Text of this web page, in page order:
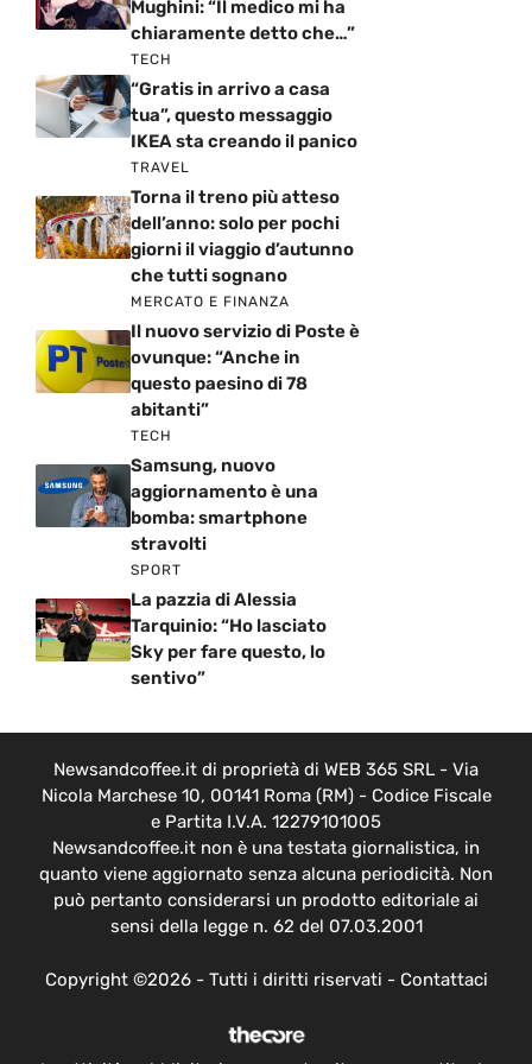
Mughini: “Il medico mi ha
chiaramente detto che…”
TECH
“Gratis in arrivo a casa
tua”, questo messaggio
IKEA sta creando il panico
TRAVEL
Torna il treno più atteso
dell’anno: solo per pochi
giorni il viaggio d’autunno
che tutti sognano
MERCATO E FINANZA
Il nuovo servizio di Poste è
ovunque: “Anche in
questo paesino di 78
abitanti”
TECH
Samsung, nuovo
aggiornamento è una
bomba: smartphone
stravolti
SPORT
La pazzia di Alessia
Tarquinio: “Ho lasciato
Sky per fare questo, lo
sentivo”
Newsandcoffee.it di proprietà di WEB 365 SRL - Via
Nicola Marchese 10, 00141 Roma (RM) - Codice Fiscale
e Partita I.V.A. 12279101005
Newsandcoffee.it non è una testata giornalistica, in
quanto viene aggiornato senza alcuna periodicità. Non
può pertanto considerarsi un prodotto editoriale ai
sensi della legge n. 62 del 07.03.2001
Copyright ©2026 - Tutti i diritti riservati - Contattaci